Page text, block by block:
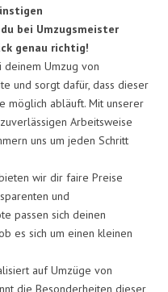
bei Umzugsmeister
genau richtig!
Umzug von
und sorgt dafür, dass dieser
möglich abläuft. Mit unserer
Arbeitsweise
uns um jeden Schritt
wir dir faire Preise
und
passen sich deinen
es sich um einen kleinen
auf Umzüge von
die Besonderheiten dieser